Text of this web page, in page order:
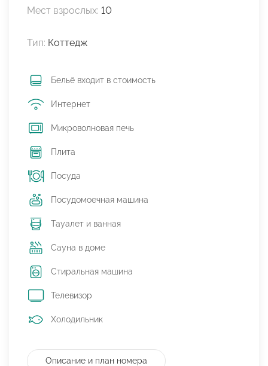
Мест взрослых: 10
Тип: Коттедж
Бельё входит в стоимость
Интернет
Микроволновая печь
Плита
Посуда
Посудомоечная машина
Тауалет и ванная
Сауна в доме
Стиральная машина
Телевизор
Холодильник
Описание и план номера